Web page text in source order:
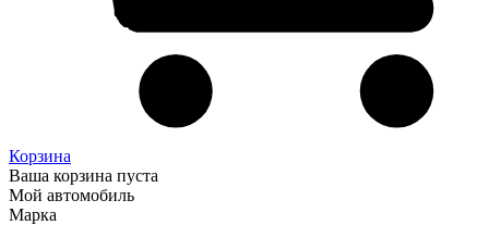
Корзина
Ваша корзина пуста
Мой автомобиль
Марка